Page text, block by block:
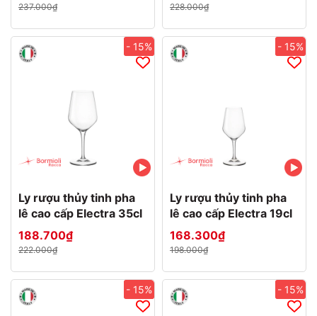
237.000₫ 228.000₫
- 15%
Ly rượu thủy tinh pha
lê cao cấp Electra 35cl
188.700₫
222.000₫
- 15%
Ly rượu thủy tinh pha
lê cao cấp Electra 19cl
168.300₫
198.000₫
- 15% - 15%